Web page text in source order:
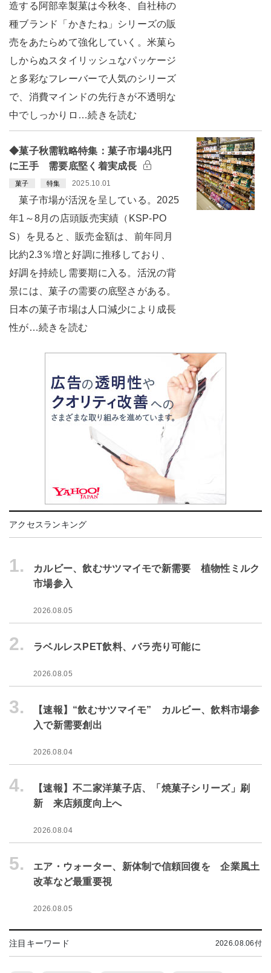
造する阿部幸製菓は今秋冬、自社柿の
種ブランド「かきたね」シリーズの販
売をあたらめて強化していく。米菓ら
しからぬスタイリッシュなパッケージ
と多彩なフレーバーで人気のシリーズ
で、消費マインドの先行きが不透明な
中でしっかりロ…続きを読む
◆菓子秋需戦略特集：菓子市場4兆円
に王手 需要底堅く着実成長
菓子 特集 2025.10.01
菓子市場が活況を呈している。2025
年1～8月の店頭販売実績（KSP-PO
S）を見ると、販売金額は、前年同月
比約2.3％増と好調に推移しており、
好調を持続し需要期に入る。活況の背
景には、菓子の需要の底堅さがある。
日本の菓子市場は人口減少により成長
性が…続きを読む
アクセスランキング
1.
カルビー、飲むサツマイモで新需要 植物性ミルク
市場参入
2026.08.05
2. ラベルレスPET飲料、バラ売り可能に
2026.08.05
3.
【速報】“飲むサツマイモ” カルビー、飲料市場参
入で新需要創出
2026.08.04
4.
【速報】不二家洋菓子店、「焼菓子シリーズ」刷
新 来店頻度向上へ
2026.08.04
5.
エア・ウォーター、新体制で信頼回復を 企業風土
改革など最重要視
2026.08.05
注目キーワード 2026.08.06付